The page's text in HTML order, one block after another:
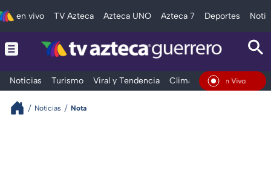
en vivo TV Azteca Azteca UNO Azteca 7 Deportes
Noticias Turismo Viral y Tendencia Clima Deportes
En Vivo
Noticias Nota